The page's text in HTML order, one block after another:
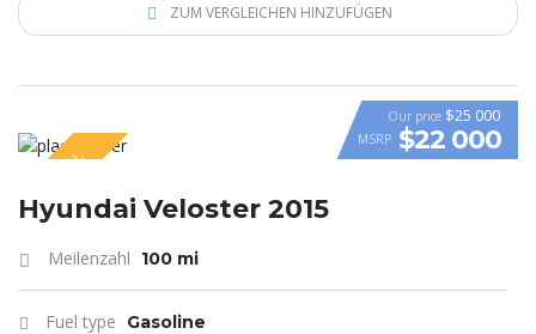
ZUM VERGLEICHEN HINZUFÜGEN
VIDEO
SPECIAL
Our price $25 000
MSRP $22 000
Hyundai Veloster 2015
Meilenzahl 100 mi
Fuel type Gasoline